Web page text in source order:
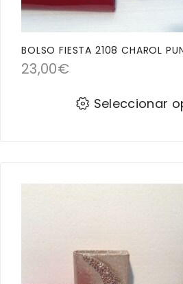
BOLSO FIESTA 2108 CHAROL
23,00€
Seleccionar